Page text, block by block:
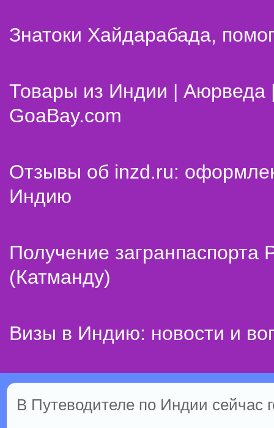
Знатоки Хайдарабада,
Товары из Индии | Аюрведа
GoaBay.com
Отзывы об inzd.ru:
Индию
Получение
(Катманду)
Визы в Индию: новости и
В Путеводителе по Индии сейчас